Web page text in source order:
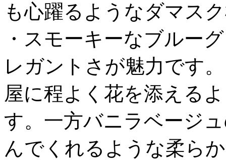
も心躍るようなダマス
・スモーキーなブルー
レガントさが魅力です
屋に程よく花を添える
す。一方バニラベージ
んでくれるような柔ら